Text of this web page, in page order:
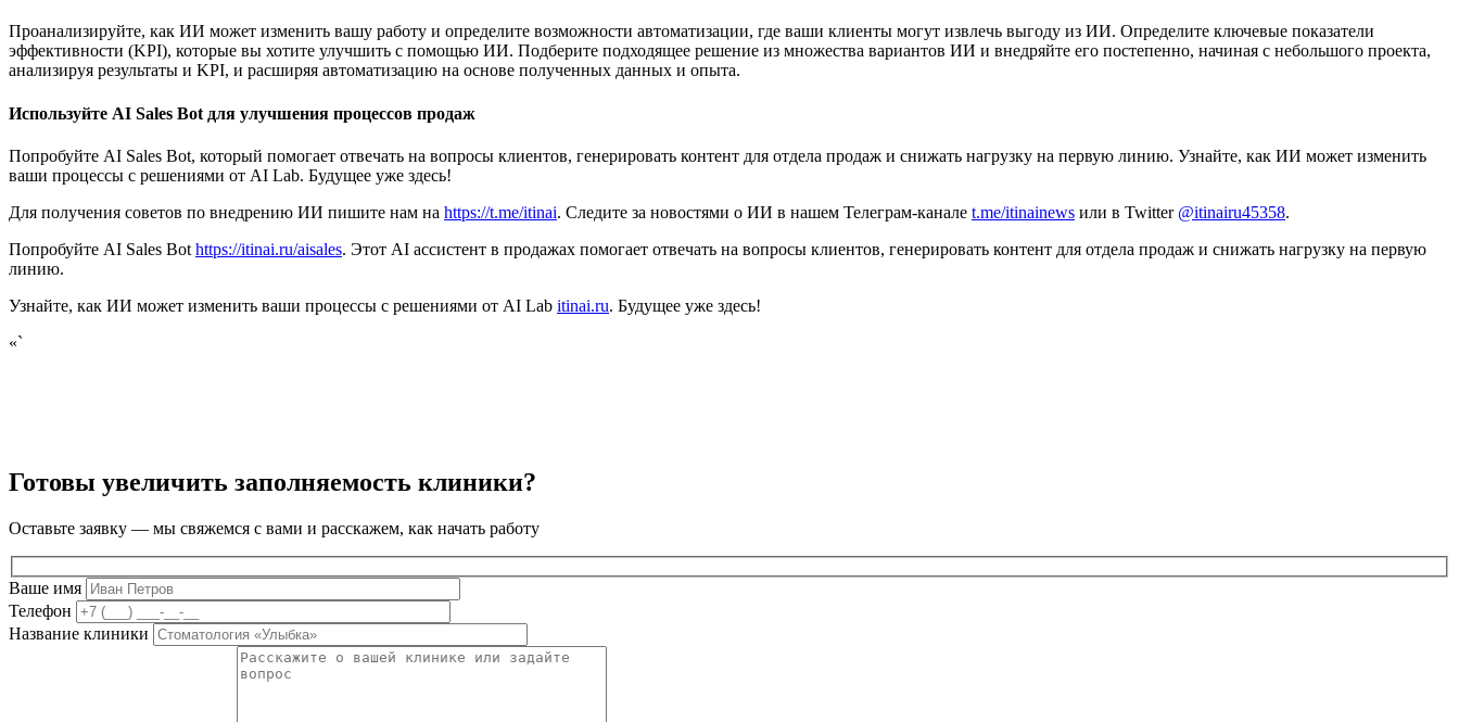
Проанализируйте, как ИИ может изменить вашу работу и определите возможности автоматизации, где ваши клиенты могут извлечь выгоду из ИИ. Определите ключевые показатели
эффективности (KPI), которые вы хотите улучшить с помощью ИИ. Подберите подходящее решение из множества вариантов ИИ и внедряйте его постепенно, начиная с небольшого проекта,
анализируя результаты и KPI, и расширяя автоматизацию на основе полученных данных и опыта.
Используйте AI Sales Bot для улучшения процессов продаж
Попробуйте AI Sales Bot, который помогает отвечать на вопросы клиентов, генерировать контент для отдела продаж и снижать нагрузку на первую линию. Узнайте, как ИИ может изменить
ваши процессы с решениями от AI Lab. Будущее уже здесь!
Для получения советов по внедрению ИИ пишите нам на https://t.me/itinai. Следите за новостями о ИИ в нашем Телеграм-канале t.me/itinainews или в Twitter @itinairu45358.
Попробуйте AI Sales Bot https://itinai.ru/aisales. Этот AI ассистент в продажах помогает отвечать на вопросы клиентов, генерировать контент для отдела продаж и снижать нагрузку на первую
линию.
Узнайте, как ИИ может изменить ваши процессы с решениями от AI Lab itinai.ru. Будущее уже здесь!
«`
Готовы увеличить заполняемость клиники?
Оставьте заявку — мы свяжемся с вами и расскажем, как начать работу
Ваше имя
Телефон
Название клиники